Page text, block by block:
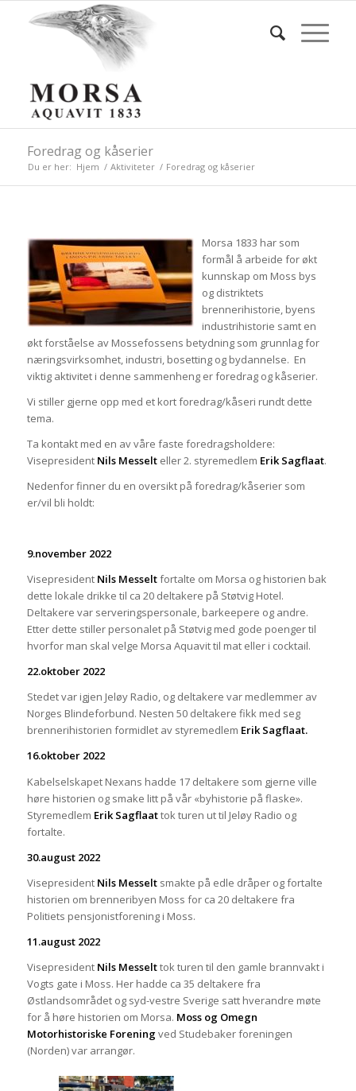
Foredrag og kåserier
Du er her: Hjem / Aktiviteter / Foredrag og kåserier
Morsa 1833 har som
formål å arbeide for økt
kunnskap om Moss bys
og distriktets
brennerihistorie, byens
industrihistorie samt en
økt forståelse av Mossefossens betydning som grunnlag for
næringsvirksomhet, industri, bosetting og bydannelse. En
viktig aktivitet i denne sammenheng er foredrag og kåserier.
Vi stiller gjerne opp med et kort foredrag/kåseri rundt dette
tema.
Ta kontakt med en av våre faste foredragsholdere:
Visepresident Nils Messelteller 2. styremedlem Erik Sagflaat.
Nedenfor finner du en oversikt på foredrag/kåserier som
er/vil bli holdt:
9.november 2022
Visepresident Nils Messeltfortalte om Morsa og historien bak
dette lokale drikke til ca 20 deltakere på Støtvig Hotel.
Deltakere var serveringspersonale, barkeepere og andre.
Etter dette stiller personalet på Støtvig med gode poenger til
hvorfor man skal velge Morsa Aquavit til mat eller i cocktail.
22.oktober 2022
Stedet var igjen Jeløy Radio, og deltakere var medlemmer av
Norges Blindeforbund. Nesten 50 deltakere fikk med seg
brennerihistorien formidlet av styremedlem Erik Sagflaat.
16.oktober 2022
Kabelselskapet Nexans hadde 17 deltakere som gjerne ville
høre historien og smake litt på vår «byhistorie på flaske».
Styremedlem Erik Sagflaattok turen ut til Jeløy Radio og
fortalte.
30.august 2022
Visepresident Nils Messeltsmakte på edle dråper og fortalte
historien om brenneribyen Moss for ca 20 deltakere fra
Politiets pensjonistforening i Moss.
11.august 2022
Visepresident Nils Messelttok turen til den gamle brannvakt i
Vogts gate i Moss. Her hadde ca 35 deltakere fra
Østlandsområdet og syd-vestre Sverige satt hverandre møte
for å høre historien om Morsa. Moss og Omegn
Motorhistoriske Foreningved Studebaker foreningen
(Norden) var arrangør.